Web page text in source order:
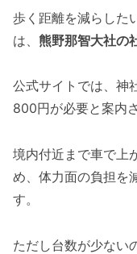
歩く距離を減らした
は、 熊野那智大社の
公式サイトでは、神
800円が必要と案内
境内付近まで車で上
め、体力面の負担を
す。
ただし台数が少ない